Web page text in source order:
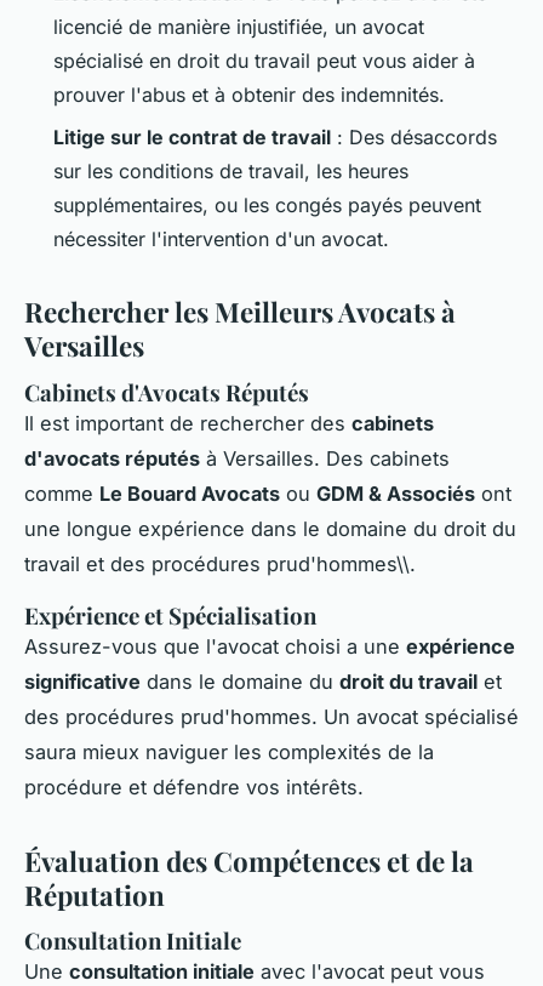
licencié de manière injustifiée, un avocat
spécialisé en droit du travail peut vous aider à
prouver l'abus et à obtenir des indemnités.
Litige sur le contrat de travail : Des désaccords
sur les conditions de travail, les heures
supplémentaires, ou les congés payés peuvent
nécessiter l'intervention d'un avocat.
Rechercher les Meilleurs Avocats à
Versailles
Cabinets d'Avocats Réputés
Il est important de rechercher des cabinets
d'avocats réputés à Versailles. Des cabinets
comme Le Bouard Avocats ou GDM & Associés ont
une longue expérience dans le domaine du droit du
travail et des procédures prud'hommes\\.
Expérience et Spécialisation
Assurez-vous que l'avocat choisi a une expérience
significative dans le domaine du droit du travail et
des procédures prud'hommes. Un avocat spécialisé
saura mieux naviguer les complexités de la
procédure et défendre vos intérêts.
Évaluation des Compétences et de la
Réputation
Consultation Initiale
Une consultation initiale avec l'avocat peut vous